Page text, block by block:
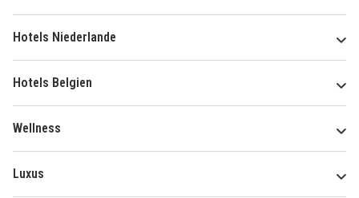
Hotels Niederlande
Hotels Belgien
Wellness
Luxus